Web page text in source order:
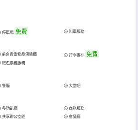
停車場 免費 叫車服務
前台貴重物品保險櫃 行李寄存 免費
旅遊票務服務
餐廳 大堂吧
多功能廳
商務服務
共享辦公空間 會議廳